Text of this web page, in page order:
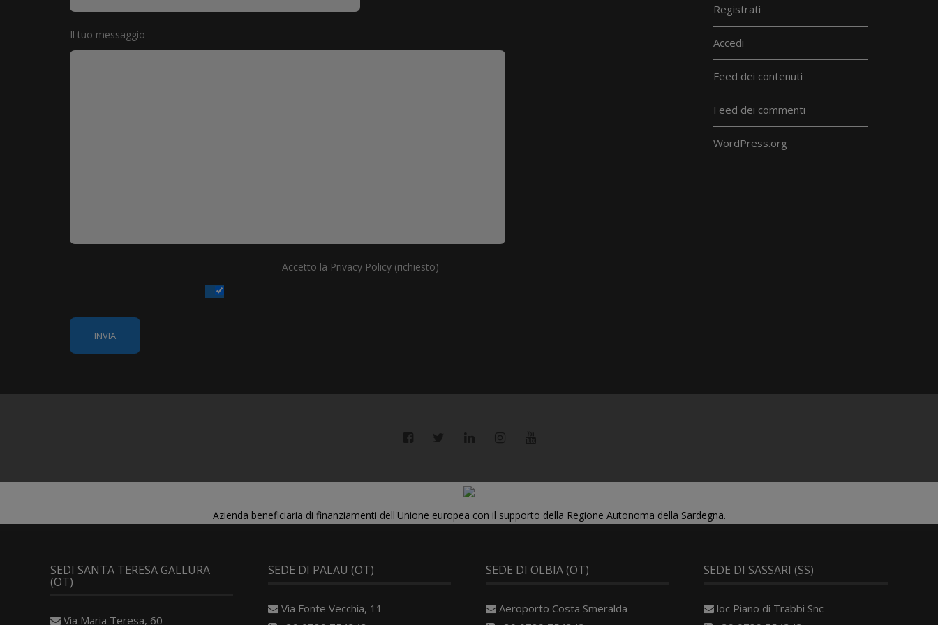
Il tuo messaggio
Accetto la Privacy Policy (richiesto)
Registrati
Accedi
Feed dei contenuti
Feed dei commenti
WordPress.org
Azienda beneficiaria di finanziamenti dell'Unione europea con il supporto della Regione Autonoma della Sardegna.
SEDI SANTA TERESA GALLURA
(OT)
Via Maria Teresa, 60
SEDE DI PALAU (OT)
Via Fonte Vecchia, 11
SEDE DI OLBIA (OT)
Aeroporto Costa Smeralda
SEDE DI SASSARI (SS)
loc Piano di Trabbi Snc